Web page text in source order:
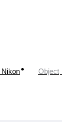
Nikon Object